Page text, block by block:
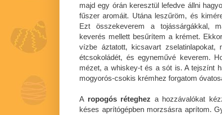
majd egy órán keresztül lefedve állni
fűszer aromáit. Utána leszűröm, és
Ezt összekeverem a tojássárgákkal,
keverés mellett besűrítem a krémet.
vízbe áztatott, kicsavart zselatinlapokat,
étcsokoládét, és egyneművé keverem.
mézet, a whiskey-t és a sót is. A tejszínt
mogyorós-csokis krémhez forgatom
A ropogós réteghez a hozzávalókat
késes aprítógépben morzsásra aprítom.